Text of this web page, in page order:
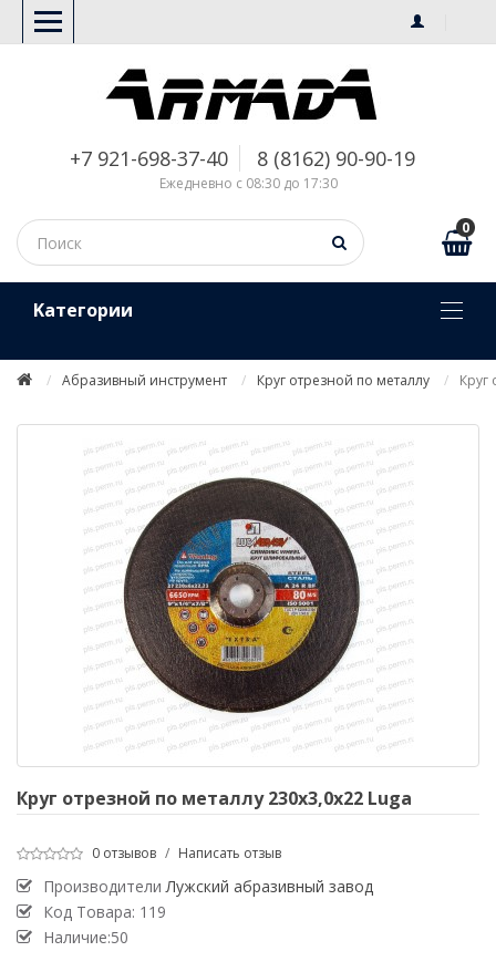
+7 921-698-37-40 8 (8162) 90-90-19
Ежедневно с 08:30 до 17:30
0
Kатегории
Абразивный инструмент Круг отрезной по металлу Круг
Круг отрезной по металлу 230х3,0х22 Luga
0 отзывов / Написать отзыв
ПроизводителиЛужский абразивный завод
Код Товара: 119
Наличие:50